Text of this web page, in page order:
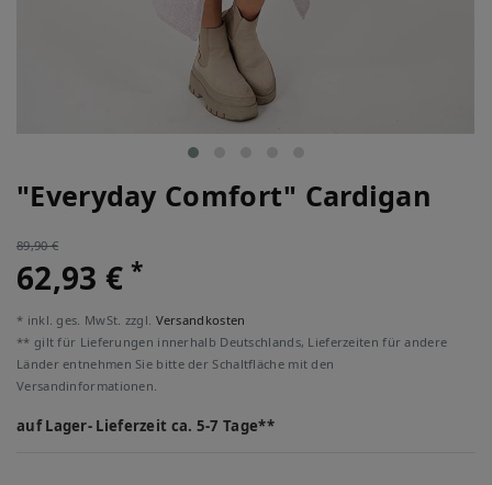
"Everyday Comfort" Cardigan
89,90 €
62,93 €*
* inkl. ges. MwSt. zzgl. Versandkosten
** gilt für Lieferungen innerhalb Deutschlands, Lieferzeiten für andere
Länder entnehmen Sie bitte der Schaltfläche mit den
Versandinformationen.
auf Lager- Lieferzeit ca. 5-7 Tage**